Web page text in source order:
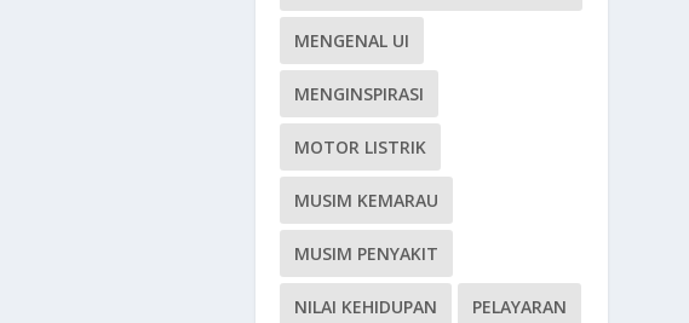
MENGENAL UI
MENGINSPIRASI
MOTOR LISTRIK
MUSIM KEMARAU
MUSIM PENYAKIT
NILAI KEHIDUPAN PELAYARAN